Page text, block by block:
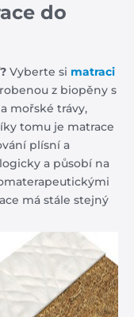
do
Vyberte si matraci
z biopěny s
mořské trávy,
tomu je matrace
plísní a
a působí na
má stále stejný